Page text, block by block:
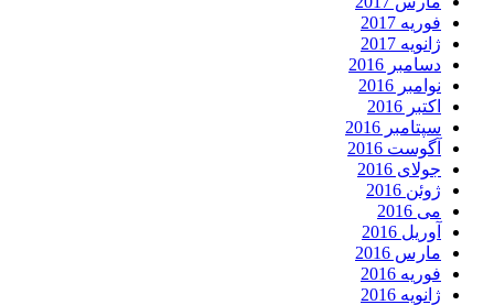
فوریه 2017
ژانویه 2017
دسامبر 2016
نوامبر 2016
اکتبر 2016
سپتامبر 2016
آگوست 2016
جولای 2016
ژوئن 2016
می 2016
آوریل 2016
مارس 2016
فوریه 2016
ژانویه 2016